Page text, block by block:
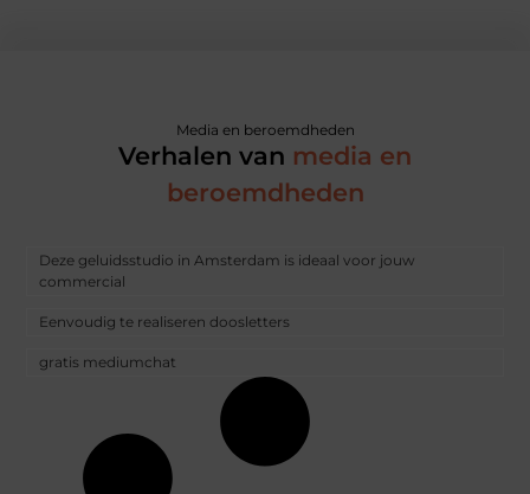
Media en beroemdheden
Verhalen van media en
beroemdheden
Deze geluidsstudio in Amsterdam is ideaal voor jouw
commercial
Eenvoudig te realiseren doosletters
gratis mediumchat